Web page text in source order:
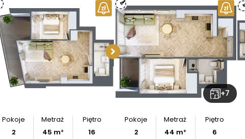
Sprawdź wymiary
apartamentu
Pobierzrzut
Pokoje
2
Metraż
45 m²
Piętro
16
+7
Pokoje
2
Metraż
44 m²
Piętro
6